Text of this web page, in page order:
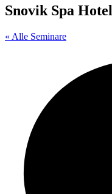
Snovik Spa Hotel
« Alle Seminare